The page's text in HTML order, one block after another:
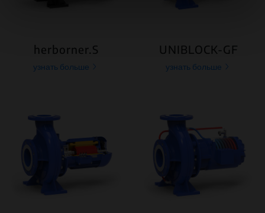
данными, которые они получили при использовании
вами их сервисов.
herborner.S
узнать больше
UNIBLOCK-GF
узнать больше